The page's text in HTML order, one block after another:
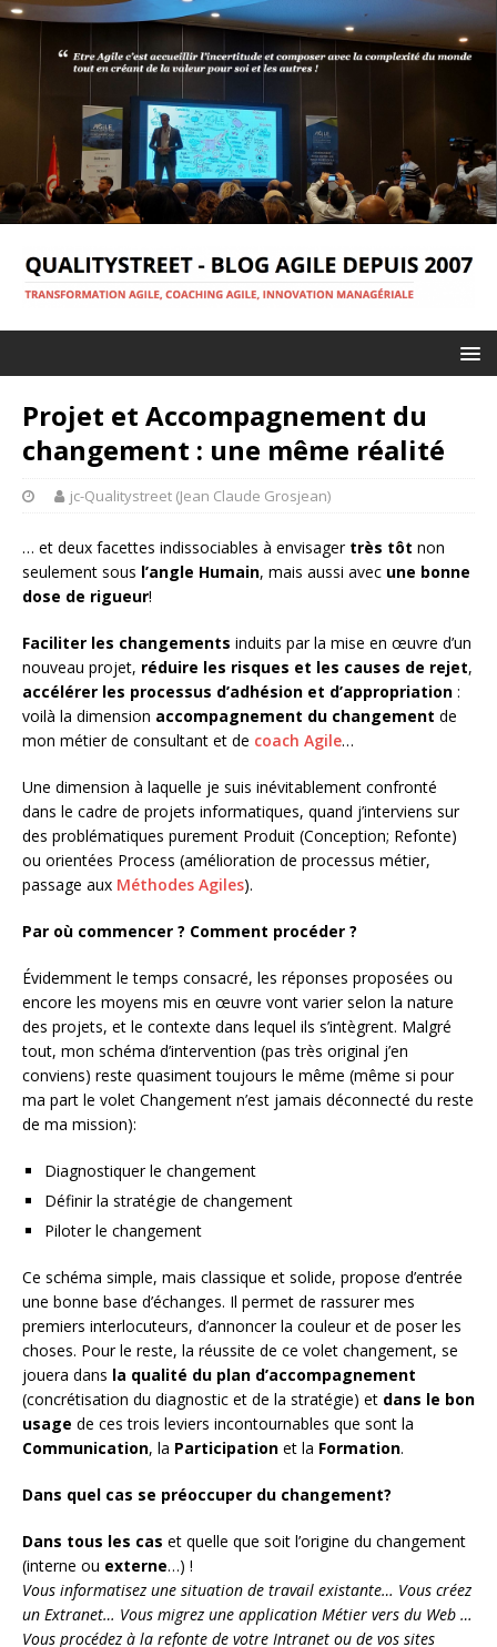
Projet et Accompagnement du
changement : une même réalité
jc-Qualitystreet (Jean Claude Grosjean)
… et deux facettes indissociables à envisager très tôt non
seulement sous l’angle Humain, mais aussi avec une bonne
dose de rigueur!
Faciliter les changements induits par la mise en œuvre d’un
nouveau projet, réduire les risques et les causes de rejet,
accélérer les processus d’adhésion et d’appropriation :
voilà la dimension accompagnement du changement de
mon métier de consultant et de coach Agile…
Une dimension à laquelle je suis inévitablement confronté
dans le cadre de projets informatiques, quand j’interviens sur
des problématiques purement Produit (Conception; Refonte)
ou orientées Process (amélioration de processus métier,
passage aux Méthodes Agiles).
Par où commencer ? Comment procéder ?
Évidemment le temps consacré, les réponses proposées ou
encore les moyens mis en œuvre vont varier selon la nature
des projets, et le contexte dans lequel ils s’intègrent. Malgré
tout, mon schéma d’intervention (pas très original j’en
conviens) reste quasiment toujours le même (même si pour
ma part le volet Changement n’est jamais déconnecté du reste
de ma mission):
Diagnostiquer le changement
Définir la stratégie de changement
Piloter le changement
Ce schéma simple, mais classique et solide, propose d’entrée
une bonne base d’échanges. Il permet de rassurer mes
premiers interlocuteurs, d’annoncer la couleur et de poser les
choses. Pour le reste, la réussite de ce volet changement, se
jouera dans la qualité du plan d’accompagnement
(concrétisation du diagnostic et de la stratégie) et dans le bon
usage de ces trois leviers incontournables que sont la
Communication, la Participation et la Formation.
Dans quel cas se préoccuper du changement?
Dans tous les cas et quelle que soit l’origine du changement
(interne ou externe…) !
Vous informatisez une situation de travail existante… Vous créez
un Extranet… Vous migrez une application Métier vers du Web …
Vous procédez à la refonte de votre Intranet ou de vos sites